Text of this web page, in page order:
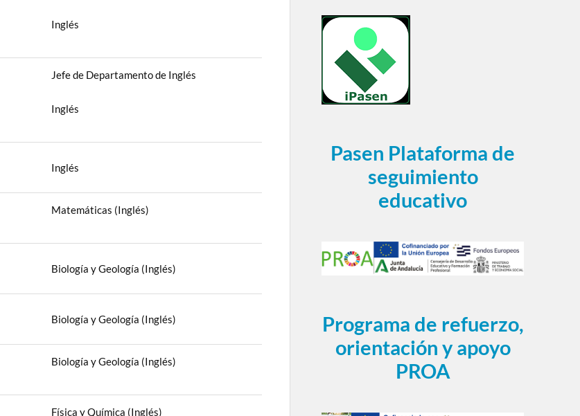
Inglés
Jefe de Departamento de Inglés
Inglés
Inglés
Matemáticas (Inglés)
Biología y Geología (Inglés)
Biología y Geología (Inglés)
Biología y Geología (Inglés)
Física y Química (Inglés)
Pasen Plataforma de
seguimiento
educativo
Programa de refuerzo,
orientación y apoyo
PROA